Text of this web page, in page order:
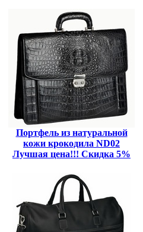
Портфель из натуральной
кожи крокодила ND02
Лучшая цена!!! Скидка 5%